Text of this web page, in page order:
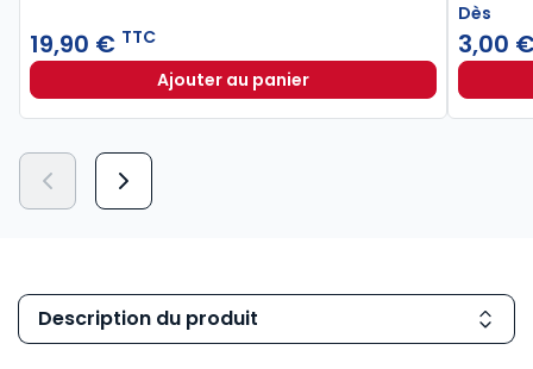
19,90 € TTC
Ajouter au panierLexique des termes juridiques
Dès
3,00
Description du produit